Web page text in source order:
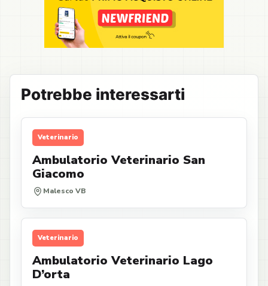
Potrebbe interessarti
Veterinario
Ambulatorio Veterinario San
Giacomo
Malesco VB
Veterinario
Ambulatorio Veterinario Lago
D’orta